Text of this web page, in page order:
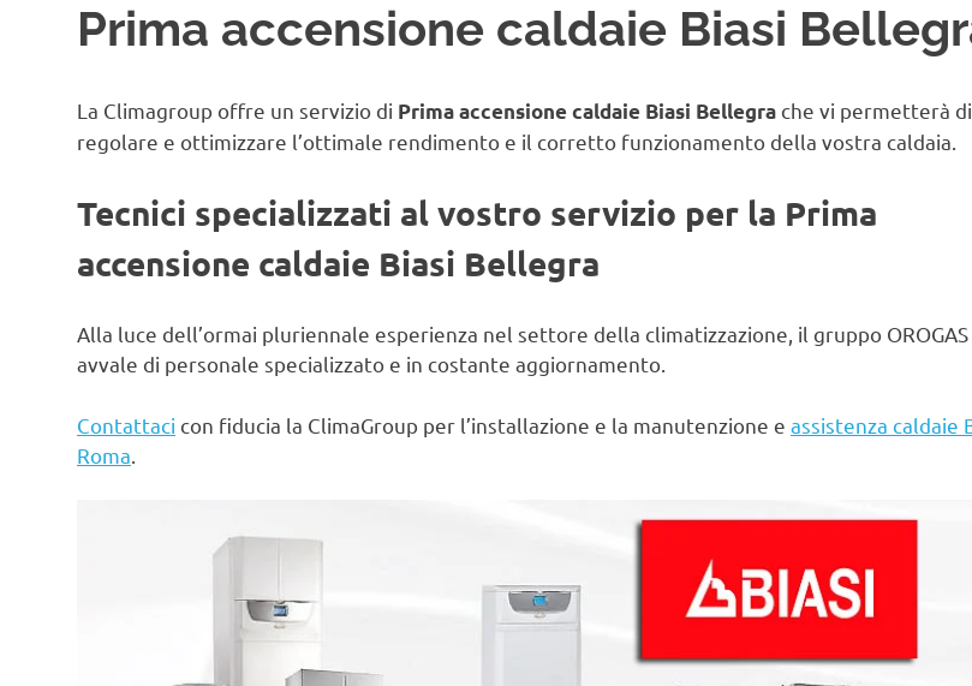
Prima accensione caldaie Biasi
La Climagroup offre un servizio di Prima accensione caldaie Biasi Bellegra che vi permetterà di
regolare e ottimizzare l’ottimale rendimento e il corretto funzionamento della vostra caldaia.
Tecnici specializzati al vostro servizio per la Prima
accensione caldaie Biasi Bellegra
Alla luce dell’ormai pluriennale esperienza nel settore della climatizzazione, il gruppo OROGAS
avvale di personale specializzato e in costante aggiornamento.
Contattaci con fiducia la ClimaGroup per l’installazione e la manutenzione e assistenza caldaie
Roma